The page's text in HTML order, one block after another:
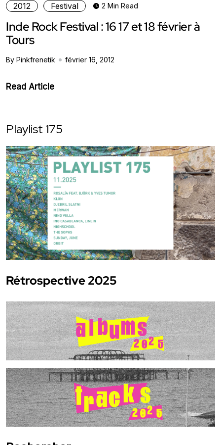
2012 Festival 2 Min Read
Inde Rock Festival : 16 17 et 18 février à
Tours
By Pinkfrenetik février 16, 2012
Read Article
Playlist 175
Rétrospective 2025